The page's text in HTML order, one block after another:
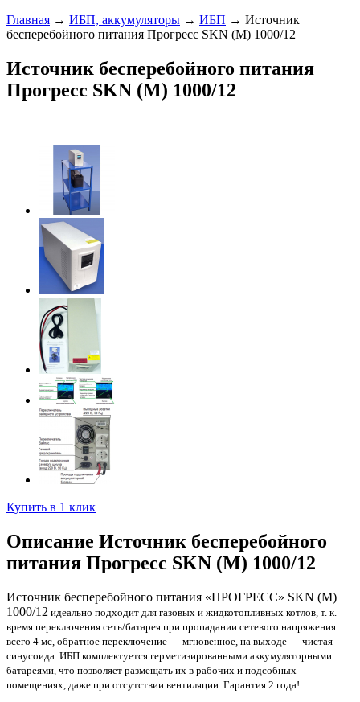
Главная → ИБП, аккумуляторы → ИБП → Источник
бесперебойного питания Прогресс SKN (M) 1000/12
Источник бесперебойного питания
Прогресс SKN (M) 1000/12
Купить в 1 клик
Описание Источник бесперебойного
питания Прогресс SKN (M) 1000/12
Источник бесперебойного питания «ПРОГРЕСС» SKN (М)
1000/12 идеально подходит для газовых и жидкотопливных котлов, т. к.
время переключения сеть/батарея при пропадании сетевого напряжения
всего 4 мс, обратное переключение — мгновенное, на выходе — чистая
синусоида. ИБП комплектуется герметизированными аккумуляторными
батареями , что позволяет размещать их в рабочих и подсобных
помещениях, даже при отсутствии вентиляции. Гарантия 2 года!